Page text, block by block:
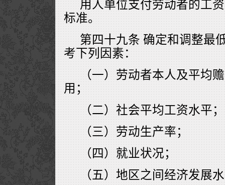
用人单位支付劳动者的工
标准。
第四十九条 确定和调整最
考下列因素：
（一）劳动者本人及平均
用；
（二）社会平均工资水平；
（三）劳动生产率；
（四）就业状况；
（五）地区之间经济发展